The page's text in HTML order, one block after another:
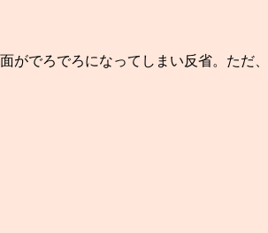
がでろでろになってしまい反省。た